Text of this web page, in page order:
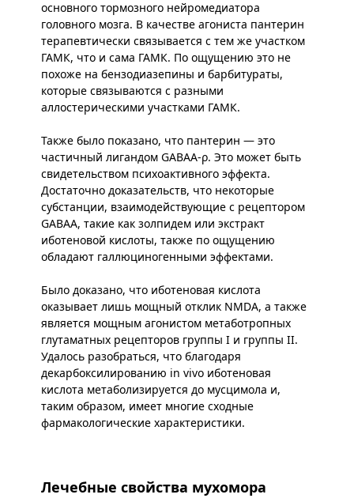
основного тормозного нейромедиатора
головного мозга. В качестве агониста пантерин
терапевтически связывается с тем же участком
ГАМК, что и сама ГАМК. По ощущению это не
похоже на бензодиазепины и барбитураты,
которые связываются с разными
аллостерическими участками ГАМК.
Также было показано, что пантерин — это
частичный лигандом GABAA-ρ. Это может быть
свидетельством психоактивного эффекта.
Достаточно доказательств, что некоторые
субстанции, взаимодействующие с рецептором
GABAA, такие как золпидем или экстракт
иботеновой кислоты, также по ощущению
обладают галлюциногенными эффектами.
Было доказано, что иботеновая кислота
оказывает лишь мощный отклик NMDA, а также
является мощным агонистом метаботропных
глутаматных рецепторов группы I и группы II.
Удалось разобраться, что благодаря
декарбоксилированию in vivo иботеновая
кислота метаболизируется до мусцимола и,
таким образом, имеет многие сходные
фармакологические характеристики.
Лечебные свойства мухомора